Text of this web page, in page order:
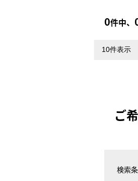
0件中、
ご
検索